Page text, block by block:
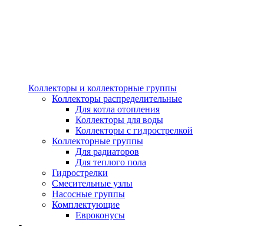
Коллекторы и коллекторные группы
Коллекторы распределительные
Для котла отопления
Коллекторы для воды
Коллекторы с гидрострелкой
Коллекторные группы
Для радиаторов
Для теплого пола
Гидрострелки
Смесительные узлы
Насосные группы
Комплектующие
Евроконусы